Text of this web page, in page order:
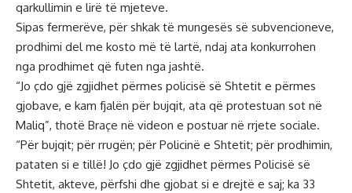
qarkullimin e lirë të mjeteve.
Sipas fermerëve, për shkak të mungesës së subvencioneve,
prodhimi del me kosto më të lartë, ndaj ata konkurrohen
nga prodhimet që futen nga jashtë.
“Jo çdo gjë zgjidhet përmes policisë së Shtetit e përmes
gjobave, e kam fjalën për bujqit, ata që protestuan sot në
Maliq”, thotë Braçe në videon e postuar në rrjete sociale.
“Për bujqit; për rrugën; për Policinë e Shtetit; për prodhimin,
pataten si e tillë! Jo çdo gjë zgjidhet përmes Policisë së
Shtetit, akteve, përfshi dhe gjobat si e drejtë e saj; ka 33